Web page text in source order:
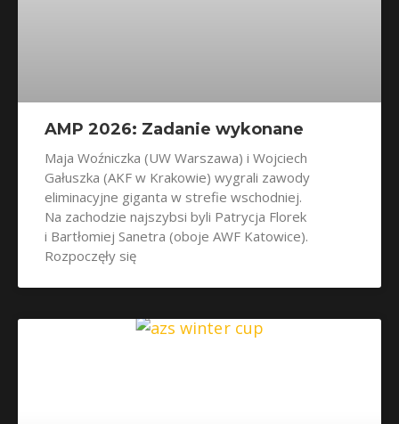
AMP 2026: Zadanie wykonane
Maja Woźniczka (UW Warszawa) i Wojciech
Gałuszka (AKF w Krakowie) wygrali zawody
eliminacyjne giganta w strefie wschodniej.
Na zachodzie najszybsi byli Patrycja Florek
i Bartłomiej Sanetra (oboje AWF Katowice).
Rozpoczęły się